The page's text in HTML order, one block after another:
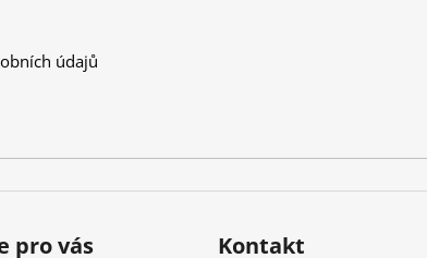
údajů
pro vás Kontakt